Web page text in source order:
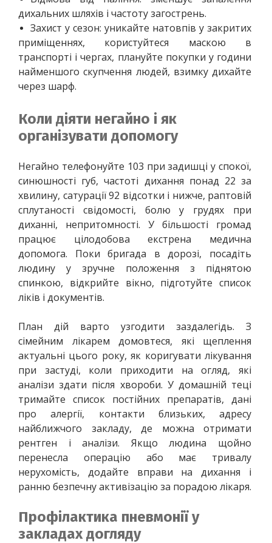
дихальних шляхів і частоту загострень.
Захист у сезон: уникайте натовпів у закритих
приміщеннях, користуйтеся маскою в
транспорті і чергах, плануйте покупки у години
найменшого скупчення людей, взимку дихайте
через шарф.
Коли діяти негайно і як
організувати допомогу
Негайно телефонуйте 103 при задишці у спокої,
синюшності губ, частоті дихання понад 22 за
хвилину, сатурації 92 відсотки і нижче, раптовій
сплутаності свідомості, болю у грудях при
диханні, непритомності. У більшості громад
працює цілодобова екстрена медична
допомога. Поки бригада в дорозі, посадіть
людину у зручне положення з піднятою
спинкою, відкрийте вікно, підготуйте список
ліків і документів.
План дій варто узгодити заздалегідь. З
сімейним лікарем домовтеся, які щеплення
актуальні цього року, як коригувати лікування
при застуді, коли приходити на огляд, які
аналізи здати після хвороби. У домашній теці
тримайте список постійних препаратів, дані
про алергії, контакти близьких, адресу
найближчого закладу, де можна отримати
рентген і аналізи. Якщо людина щойно
перенесла операцію або має тривалу
нерухомість, додайте вправи на дихання і
ранню безпечну активізацію за порадою лікаря.
Профілактика пневмонії у
закладах догляду